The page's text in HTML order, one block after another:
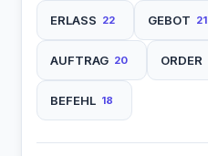
ERLASS 22 GEBOT 21
AUFTRAG 20 ORDER
BEFEHL 18